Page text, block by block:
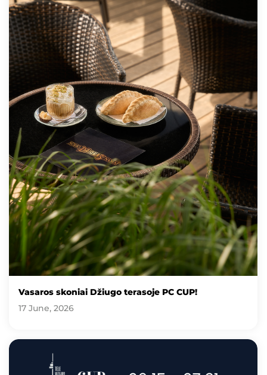
Vasaros skoniai Džiugo terasoje PC CUP!
17 June, 2026